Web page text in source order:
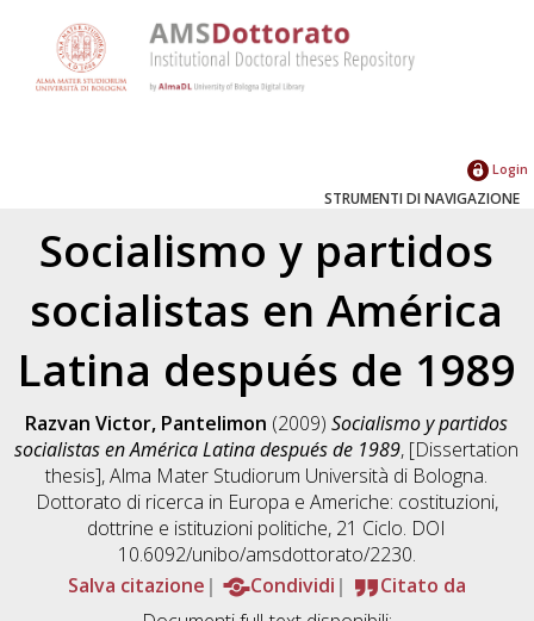
Login
STRUMENTI DI NAVIGAZIONE
Socialismo y partidos
socialistas en América
Latina después de 1989
Razvan Victor, Pantelimon (2009)Socialismo y partidos
socialistas en América Latina después de 1989, [Dissertation
thesis], Alma Mater Studiorum Università di Bologna.
Dottorato di ricerca in Europa e Americhe: costituzioni,
dottrine e istituzioni politiche, 21 Ciclo. DOI
10.6092/unibo/amsdottorato/2230.
Salva citazione
Condividi
Citato da